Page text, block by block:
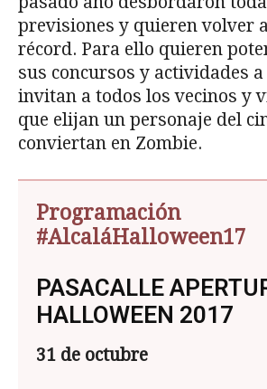
previsiones y quieren volver
récord. Para ello quieren
sus concursos y actividades
invitan a todos los vecinos y
que elijan un personaje del
conviertan en Zombie.
Programación
#AlcaláHalloween17
PASACALLE
HALLOWEEN 2017
31 de octubre